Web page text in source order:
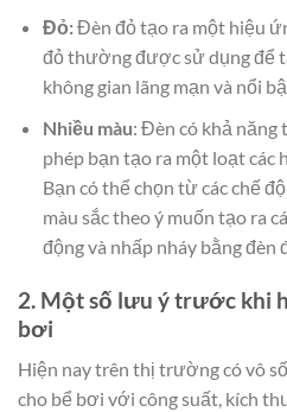
Đỏ:Đèn đỏ tạo ra một hiệu
đỏ thường được sử dụng để
không gian lãng mạn và nổi
Nhiều màu: Đèn có khả năng
phép bạn tạo ra một loạt các
Bạn có thể chọn từ các chế
màu sắc theo ý muốn tạo ra
động và nhấp nháy bằng đèn
2. Một số lưu ý trước khi
bơi
Hiện nay trên thị trường có vô
cho bể bơi với công suất, kích